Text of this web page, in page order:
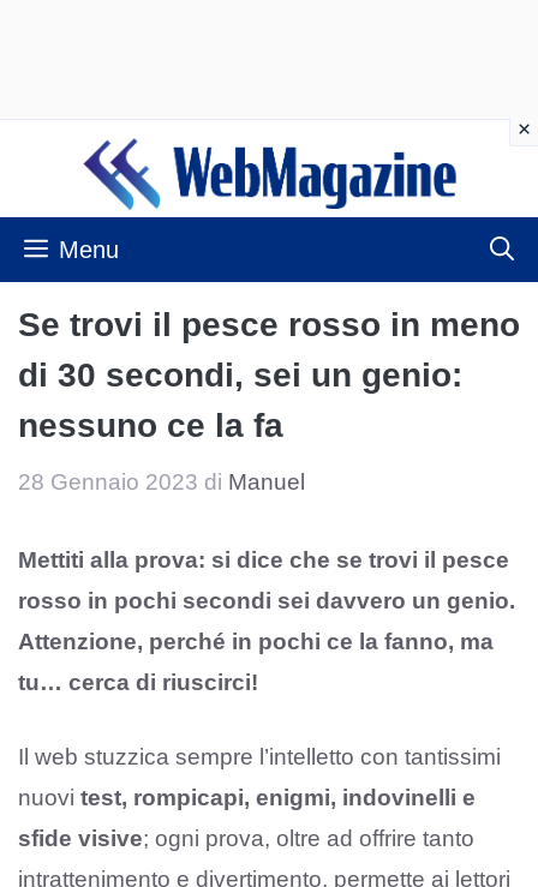
contenuto
Menu
Se trovi il pesce rosso in meno
di 30 secondi, sei un genio:
nessuno ce la fa
28 Gennaio 2023 di Manuel
Mettiti alla prova: si dice che se trovi il pesce
rosso in pochi secondi sei davvero un genio.
Attenzione, perché in pochi ce la fanno, ma
tu… cerca di riuscirci!
Il web stuzzica sempre l’intelletto con tantissimi
nuovi test, rompicapi, enigmi, indovinelli e
sfide visive; ogni prova, oltre ad offrire tanto
intrattenimento e divertimento, permette ai lettori